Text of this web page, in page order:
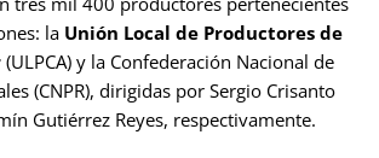
la Unión Local de Productores de
(ULPCA) y la Confederación Nacional de
(CNPR), dirigidas por Sergio Crisanto
Gutiérrez Reyes, respectivamente.